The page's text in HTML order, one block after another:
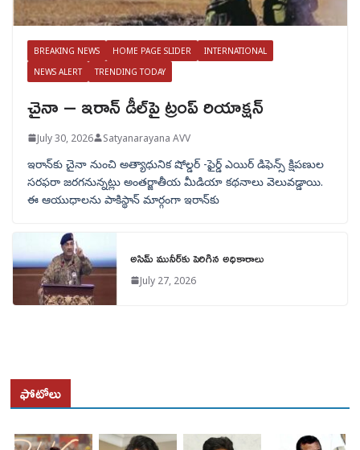
BREAKING NEWS HOME PAGE SLIDER
INTERNATIONAL
NEWS ALERT
TRENDING TODAY
చైనా – ఇరాన్ డీల్‌పై ట్రంప్ రియాక్షన్
July 30, 2026 Satyanarayana AVV
ఇరాన్‌కు చైనా నుంచి అత్యాధునిక షోల్డర్‌ -ఫైర్డ్ ఎయిర్ డిఫెన్స్ క్షిపణుల
సరఫరా జరగనున్నట్లు అంతర్జాతీయ మీడియా కథనాలు వెలువడ్డాయి.
ఈ ఆయుధాలను పాకిస్థాన్‌ మార్గంగా ఇరాన్‌కు
అసిమ్ మునీర్‌కు పెరిగిన అధికారాలు
July 27, 2026
ఫోటోలు